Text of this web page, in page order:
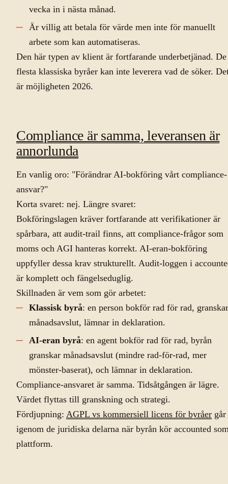
vecka in i nästa månad.
Är villig att betala för värde men inte för manuellt
arbete som kan automatiseras.
Den här typen av klient är fortfarande underbetjänad. De
flesta klassiska byråer kan inte leverera vad de söker.
är möjligheten 2026.
Compliance är samma, leveransen är
annorlunda
En vanlig oro: "Förändrar AI-bokföring vårt compliance-
ansvar?"
Korta svaret: nej. Längre svaret:
Bokföringslagen kräver fortfarande att verifikationer är
spårbara, att audit-trail finns, att compliance-frågor som
moms och AGI hanteras korrekt. AI-eran-bokföring
uppfyller dessa krav strukturellt. Audit-loggen i
är komplett och fängelseduglig.
Skillnaden är vem som gör arbetet:
Klassisk byrå: en person bokför rad för rad, granskar
månadsavslut, lämnar in deklaration.
AI-eran byrå: en agent bokför rad för rad, byrån
granskar månadsavslut (mindre rad-för-rad, mer
mönster-baserat), och lämnar in deklaration.
Compliance-ansvaret är samma. Tidsåtgången är lägre.
Värdet flyttas till granskning och strategi.
Fördjupning: AGPL vs kommersiell licens för byråer går
igenom de juridiska delarna när byrån kör accounted
plattform.